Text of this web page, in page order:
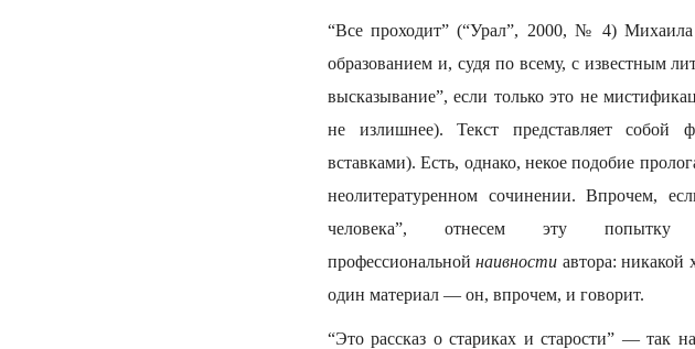
“Все проходит” (“Урал”, 2000, № 4)
образованием и, судя по всему, с известным
высказывание”, если только это не
не излишнее). Текст представляет собой
вставками). Есть, однако, некое подобие
неолитературенном сочинении. Впрочем,
человека”, отнесем эту
профессиональнойнаивности автора: никакой
один материал — он, впрочем, и говорит.
“Это рассказ о стариках и старости” — так